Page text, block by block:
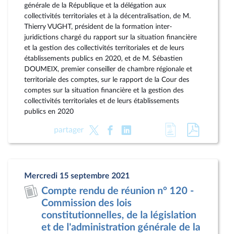
générale de la République et la délégation aux
collectivités territoriales et à la décentralisation, de M.
Thierry VUGHT, président de la formation inter-
juridictions chargé du rapport sur la situation financière
et la gestion des collectivités territoriales et de leurs
établissements publics en 2020, et de M. Sébastien
DOUMEIX, premier conseiller de chambre régionale et
territoriale des comptes, sur le rapport de la Cour des
comptes sur la situation financière et la gestion des
collectivités territoriales et de leurs établissements
publics en 2020
partager
Accéder
à
document
au
pdf
Mercredi 15 septembre 2021
Compte rendu de réunion n° 120 -
Commission des lois
constitutionnelles, de la législation
et de l'administration générale de la